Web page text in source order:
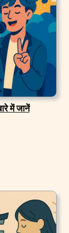
में जानें